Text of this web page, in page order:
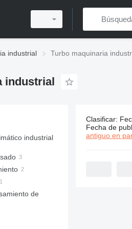
industrial Turbo maquinaria
industrial
industrial
de tubos
de plástico
de
procesamiento
16
Clasificar:
Fecha de
antiguo en